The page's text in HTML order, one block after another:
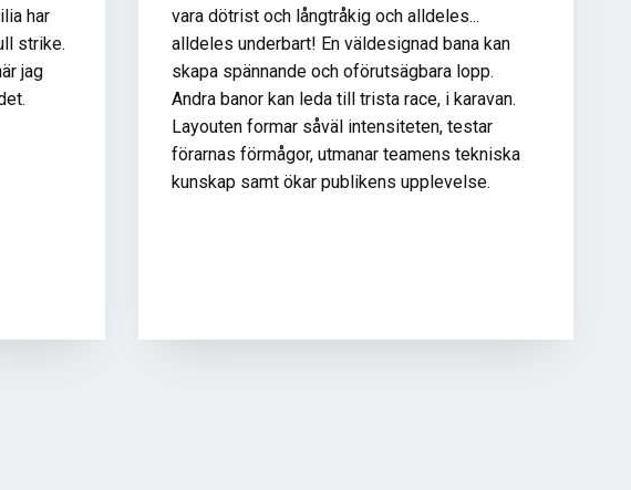
har
strike.
jag
vara dötrist och långtråkig och alldeles...
alldeles underbart! En väldesignad bana kan
skapa spännande och oförutsägbara lopp.
Andra banor kan leda till trista race, i karavan.
Layouten formar såväl intensiteten, testar
förarnas förmågor, utmanar teamens tekniska
kunskap samt ökar publikens upplevelse.